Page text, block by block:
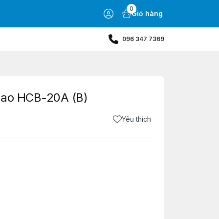
0
Giỏ hàng
096 347 7369
HCB-20A (B)
Yêu thích